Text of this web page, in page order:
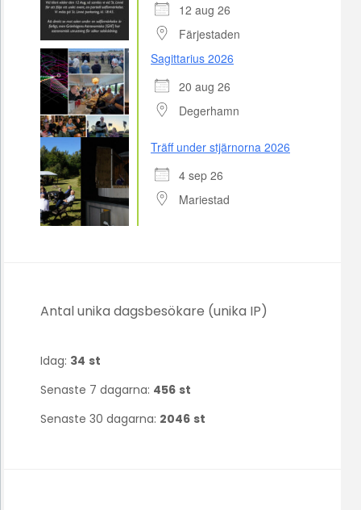
12 aug 26
Färjestaden
Sagittarius 2026
20 aug 26
Degerhamn
Träff under stjärnorna 2026
4 sep 26
Mariestad
Antal unika dagsbesökare (unika IP)
Idag: 34 st
Senaste 7 dagarna: 456 st
Senaste 30 dagarna: 2046 st